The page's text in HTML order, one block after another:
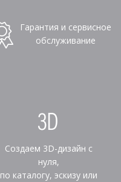
Гарантия и сервисное
обслуживание
Создаем 3D-дизайн с
нуля,
по каталогу, эскизу или